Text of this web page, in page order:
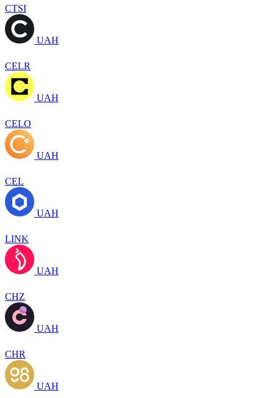
CTSI
UAH
CELR
UAH
CELO
UAH
CEL
UAH
LINK
UAH
CHZ
UAH
CHR
UAH